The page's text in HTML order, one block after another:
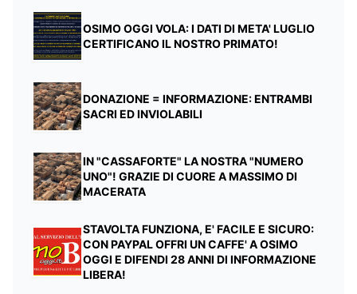
OSIMO OGGI VOLA: I DATI DI META' LUGLIO
CERTIFICANO IL NOSTRO PRIMATO!
DONAZIONE = INFORMAZIONE: ENTRAMBI
SACRI ED INVIOLABILI
IN "CASSAFORTE" LA NOSTRA "NUMERO
UNO"! GRAZIE DI CUORE A MASSIMO DI
MACERATA
STAVOLTA FUNZIONA, E' FACILE E SICURO:
CON PAYPAL OFFRI UN CAFFE' A OSIMO
OGGI E DIFENDI 28 ANNI DI INFORMAZIONE
LIBERA!